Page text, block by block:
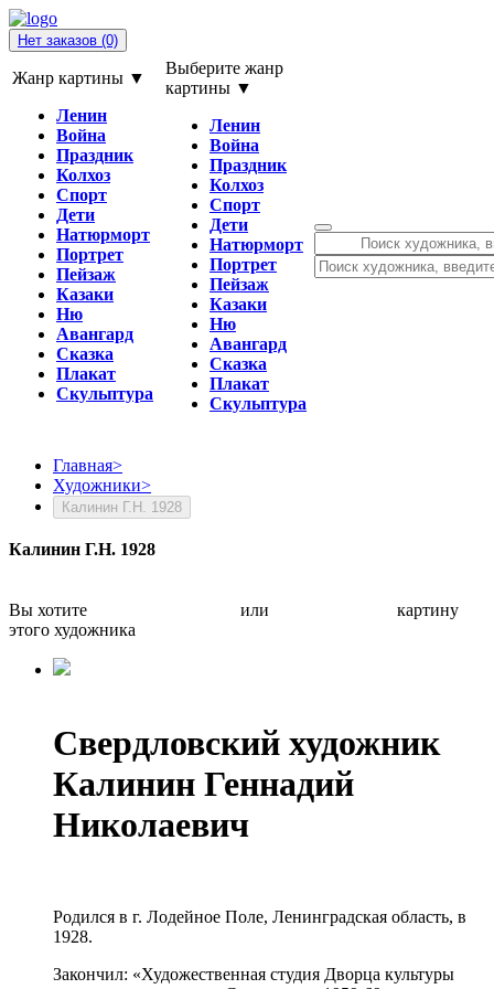
Нет заказов (0)
Жанр картины ▼
Ленин
Война
Праздник
Колхоз
Спорт
Дети
Натюрморт
Портрет
Пейзаж
Казаки
Ню
Авангард
Сказка
Плакат
Скульптура
Выберите жанр
картины ▼
Ленин
Война
Праздник
Колхоз
Спорт
Дети
Натюрморт
Портрет
Пейзаж
Казаки
Ню
Авангард
Сказка
Плакат
Скульптура
Главная>
Художники>
Калинин Г.Н. 1928
Калинин Г.Н. 1928
Вы хотите или
картину
этого художника
Свердловский художник
Калинин Геннадий
Николаевич
Родился в г. Лодейное Поле, Ленинградская область, в
1928.
Закончил: «Художественная студия Дворца культуры